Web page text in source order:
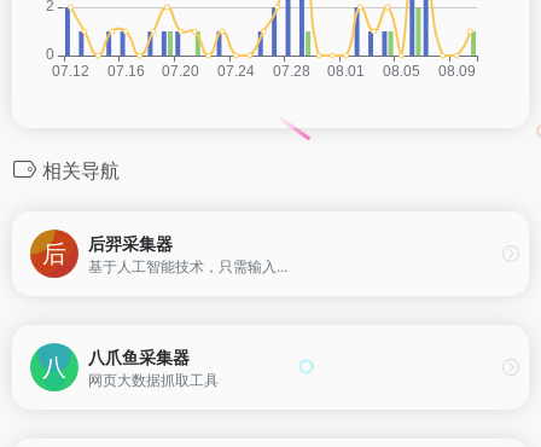
相关导航
后羿采集器
基于人工智能技术，只需输入...
八爪鱼采集器
网页大数据抓取工具